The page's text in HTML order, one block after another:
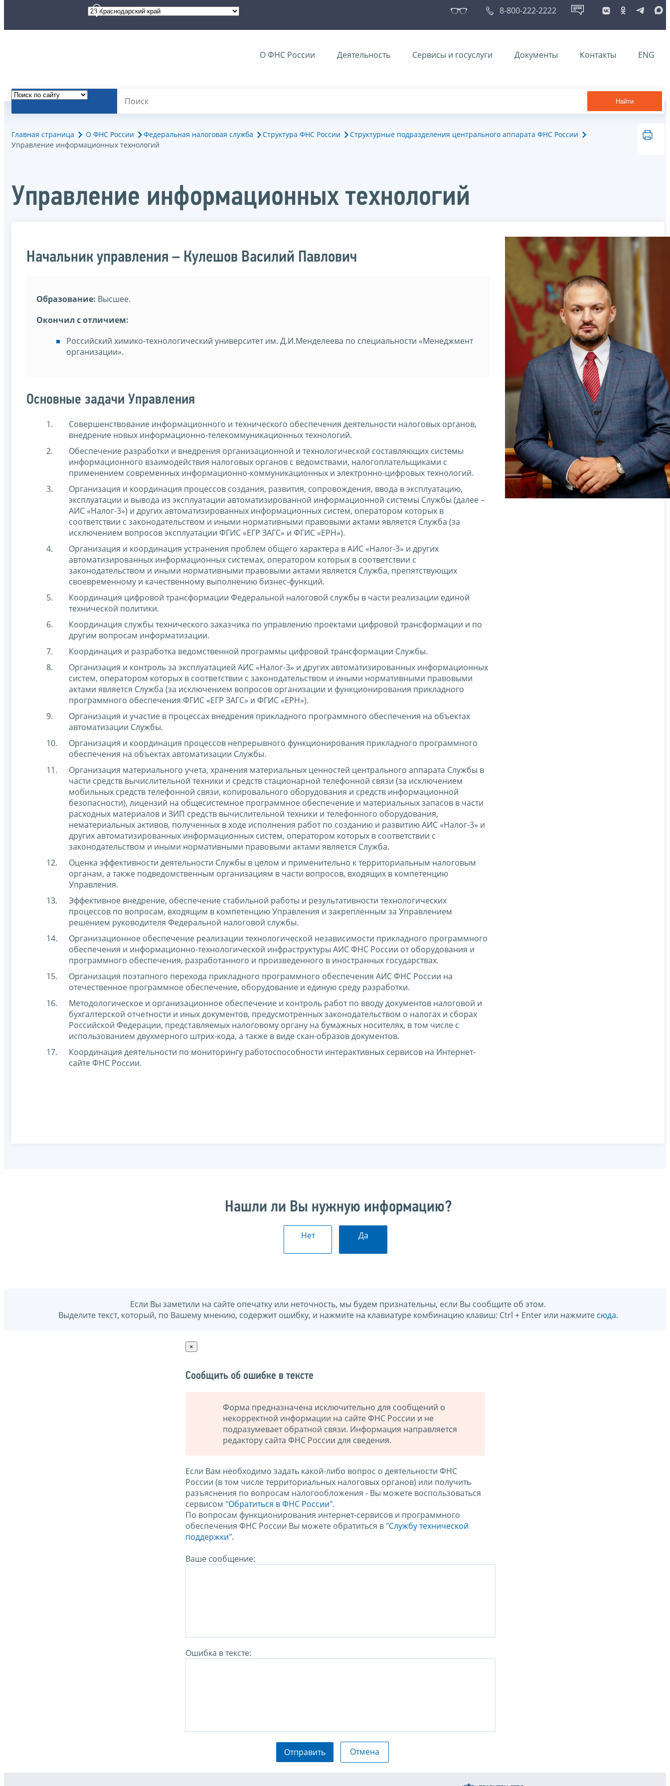
8-800-222-2222
О ФНС России Деятельность Сервисы и госуслуги Документы Контакты ENG
Найти
Главная страница О ФНС России Федеральная налоговая служба Структура ФНС России
Структурные подразделения центрального аппарата ФНС России
Управление информационных технологий
Управление информационных технологий
Начальник управления – Кулешов Василий Павлович
Образование: Высшее.
Окончил с отличием:
Российский химико-технологический университет им. Д.И.Менделеева по специальности «Менеджмент
организации».
Основные задачи Управления
Совершенствование информационного и технического обеспечения деятельности налоговых органов,
внедрение новых информационно-телекоммуникационных технологий.
Обеспечение разработки и внедрения организационной и технологической составляющих системы
информационного взаимодействия налоговых органов с ведомствами, налогоплательщиками с
применением современных информационно-коммуникационных и электронно-цифровых технологий.
Организация и координация процессов создания, развития, сопровождения, ввода в эксплуатацию,
эксплуатации и вывода из эксплуатации автоматизированной информационной системы Службы (далее –
АИС «Налог-3») и других автоматизированных информационных систем, оператором которых в
соответствии с законодательством и иными нормативными правовыми актами является Служба (за
исключением вопросов эксплуатации ФГИС «ЕГР ЗАГС» и ФГИС «ЕРН»).
Организация и координация устранения проблем общего характера в АИС «Налог-3» и других
автоматизированных информационных системах, оператором которых в соответствии с
законодательством и иными нормативными правовыми актами является Служба, препятствующих
своевременному и качественному выполнению бизнес-функций.
Координация цифровой трансформации Федеральной налоговой службы в части реализации единой
технической политики.
Координация службы технического заказчика по управлению проектами цифровой трансформации и по
другим вопросам информатизации.
Координация и разработка ведомственной программы цифровой трансформации Службы.
Организация и контроль за эксплуатацией АИС «Налог-3» и других автоматизированных информационных
систем, оператором которых в соответствии с законодательством и иными нормативными правовыми
актами является Служба (за исключением вопросов организации и функционирования прикладного
программного обеспечения ФГИС «ЕГР ЗАГС» и ФГИС «ЕРН»).
Организация и участие в процессах внедрения прикладного программного обеспечения на объектах
автоматизации Службы.
Организация и координация процессов непрерывного функционирования прикладного программного
обеспечения на объектах автоматизации Службы.
Организация материального учета, хранения материальных ценностей центрального аппарата Службы в
части средств вычислительной техники и средств стационарной телефонной связи (за исключением
мобильных средств телефонной связи, копировального оборудования и средств информационной
безопасности), лицензий на общесистемное программное обеспечение и материальных запасов в части
расходных материалов и ЗИП средств вычислительной техники и телефонного оборудования,
нематериальных активов, полученных в ходе исполнения работ по созданию и развитию АИС «Налог-3» и
других автоматизированных информационных систем, оператором которых в соответствии с
законодательством и иными нормативными правовыми актами является Служба.
Оценка эффективности деятельности Службы в целом и применительно к территориальным налоговым
органам, а также подведомственным организациям в части вопросов, входящих в компетенцию
Управления.
Эффективное внедрение, обеспечение стабильной работы и результативности технологических
процессов по вопросам, входящим в компетенцию Управления и закрепленным за Управлением
решением руководителя Федеральной налоговой службы.
Организационное обеспечение реализации технологической независимости прикладного программного
обеспечения и информационно-технологической инфраструктуры АИС ФНС России от оборудования и
программного обеспечения, разработанного и произведенного в иностранных государствах.
Организация поэтапного перехода прикладного программного обеспечения АИС ФНС России на
отечественное программное обеспечение, оборудование и единую среду разработки.
Методологическое и организационное обеспечение и контроль работ по вводу документов налоговой и
бухгалтерской отчетности и иных документов, предусмотренных законодательством о налогах и сборах
Российской Федерации, представляемых налоговому органу на бумажных носителях, в том числе с
использованием двухмерного штрих-кода, а также в виде скан-образов документов.
Координация деятельности по мониторингу работоспособности интерактивных сервисов на Интернет-
сайте ФНС России.
Нашли ли Вы нужную информацию?
Нет Да
Если Вы заметили на сайте опечатку или неточность, мы будем признательны, если Вы сообщите об этом.
Выделите текст, который, по Вашему мнению, содержит ошибку, и нажмите на клавиатуре комбинацию клавиш: Ctrl + Enter или нажмите сюда.
×
Сообщить об ошибке в тексте
Форма предназначена исключительно для сообщений о
некорректной информации на сайте ФНС России и не
подразумевает обратной связи. Информация направляется
редактору сайта ФНС России для сведения.
Если Вам необходимо задать какой-либо вопрос о деятельности ФНС
России (в том числе территориальных налоговых органов) или получить
разъяснения по вопросам налогообложения - Вы можете воспользоваться
сервисом "Обратиться в ФНС России".
По вопросам функционирования интернет-сервисов и программного
обеспечения ФНС России Вы можете обратиться в "Службу технической
поддержки".
Ваше сообщение:
Ошибка в тексте:
Отправить Отмена